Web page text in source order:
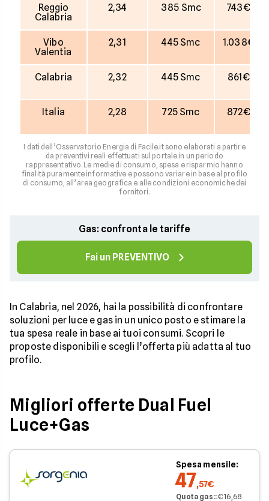
Reggio
Calabria
2,34 385 Smc 743€
Vibo
Valentia
2,31 445 Smc 1.038€
Calabria 2,32 445 Smc 861€
Italia 2,28 725 Smc 872€
I dati dell’Osservatorio Energia di Facile.it sono elaborati a partire
da preventivi reali effettuati sul portale in un periodo
rappresentativo. Le medie di consumo, spesa e risparmio hanno
finalità puramente informative e possono variare in base al profilo
di consumo, all’area geografica e alle condizioni economiche dei
fornitori.
Gas: confronta le tariffe
Fai un PREVENTIVO
In Calabria, nel 2026, hai la possibilità di confrontare
soluzioni per luce e gas in un unico posto e stimare la
tua spesa reale in base ai tuoi consumi. Scopri le
proposte disponibili e scegli l’offerta più adatta al tuo
profilo.
Migliori offerte Dual Fuel
Luce+Gas
Spesa mensile:
47,57€
Quota gas::€ 16,68